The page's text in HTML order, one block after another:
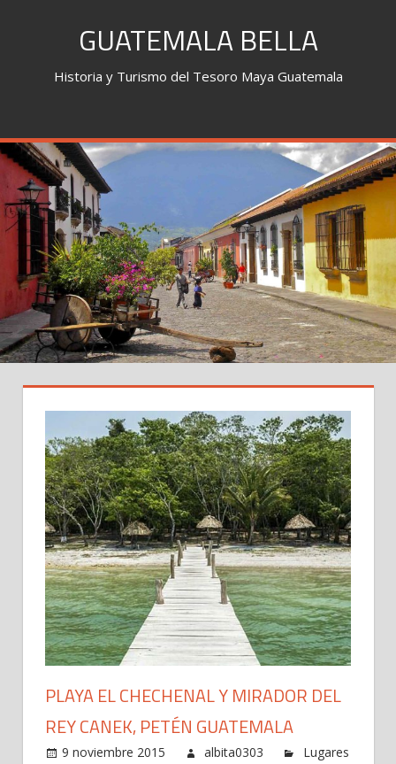
GUATEMALA BELLA
Historia y Turismo del Tesoro Maya Guatemala
PLAYA EL CHECHENAL Y MIRADOR DEL
REY CANEK, PETÉN GUATEMALA
9 noviembre 2015 albita0303
Lugares